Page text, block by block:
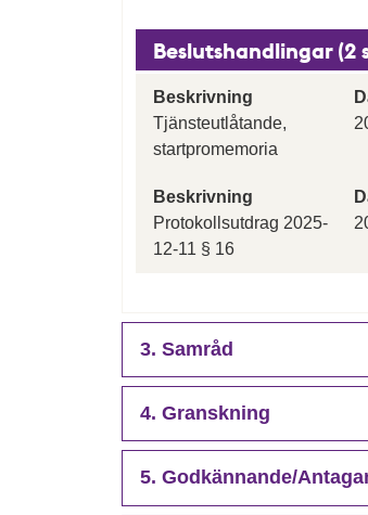
Beslutshandlingar (2
Beskrivning
Tjänsteutlåtande,
startpromemoria
Beskrivning
Protokollsutdrag 2025-
12-11 § 16
3. Samråd
4. Granskning
5. Godkännande/